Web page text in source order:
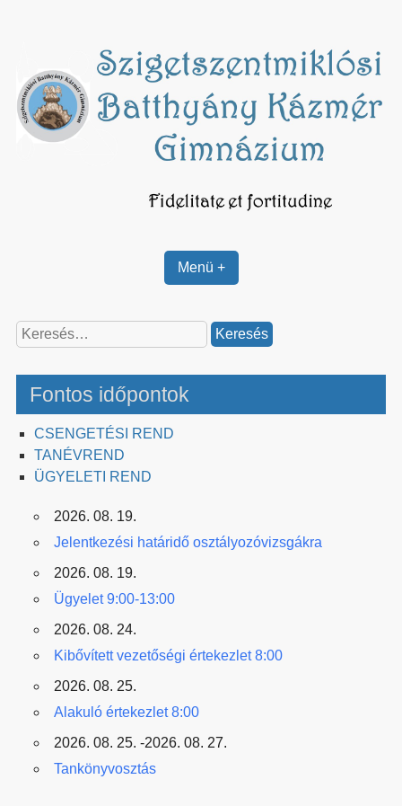
Menü +
Keresés:
Fontos időpontok
CSENGETÉSI REND
TANÉVREND
ÜGYELETI REND
2026. 08. 19.
Jelentkezési határidő osztályozóvizsgákra
2026. 08. 19.
Ügyelet 9:00-13:00
2026. 08. 24.
Kibővített vezetőségi értekezlet 8:00
2026. 08. 25.
Alakuló értekezlet 8:00
2026. 08. 25. -2026. 08. 27.
Tankönyvosztás